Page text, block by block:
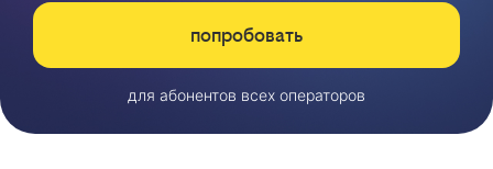
попробовать
для абонентов всех операторов